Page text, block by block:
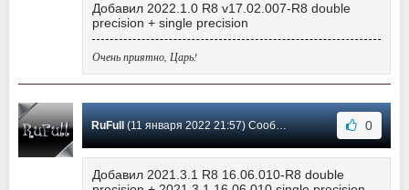
Добавил 2022.1.0 R8 v17.02.007-R8 double
precision + single precision
Очень приятно, Царь!
RuFull (11 января 2022 21:57) Сообщение #8 0
Добавил 2021.3.1 R8 16.06.010-R8 double